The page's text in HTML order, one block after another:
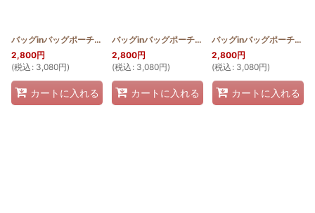
バッグinバッグポーチ ブーゲンビリア [HQP_BIN_BU]
2,800円
(税込 : 3,080円)
カートに入れる
バッグinバッグポーチ クリスマスローズ [
2,800円
(税込 : 3,080円)
カートに入れる
バッグinバッグポーチ マイレとピカケ
2,800円
(税込 : 3,080円)
カートに入れる